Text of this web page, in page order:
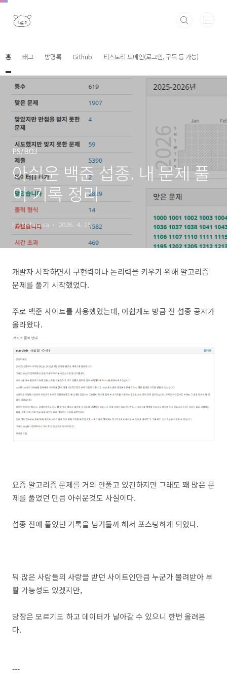
본문 바로가기
홈 태그 방명록 Github 티스토리 도메인(로그인, 구독 등 가능)
PS/BOJ
아쉬운 백준 섭종. 내 문제 풀
이 기록 정리
by Nahwasa 2026. 4. 15.
개발자 시작하면서 구현력이나 논리력을 키우기 위해 알고리즘
문제를 풀기 시작했었다.
주로 백준 사이트를 사용했었는데, 아쉽게도 방금 전 섭종 공지가
올라왔다.
요즘 알고리즘 문제를 거의 안풀고 있긴하지만 그래도 꽤 많은 문
제를 풀었던 만큼 아쉬운것도 사실이다.
섭종 전에 풀었던 기록을 남겨둘까 해서 포스팅하게 되었다.
뭐 많은 사람들의 사랑을 받던 사이트인만큼 누군가 물려받아 부
활 가능성도 있겠지만,
당장은 모르기도 하고 데이터가 날아갈 수 있으니 한번 올려본
다.
---